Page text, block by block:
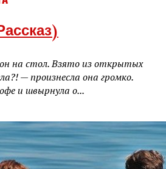
на стол. Взято из открытых
— произнесла она громко.
и швырнула о...